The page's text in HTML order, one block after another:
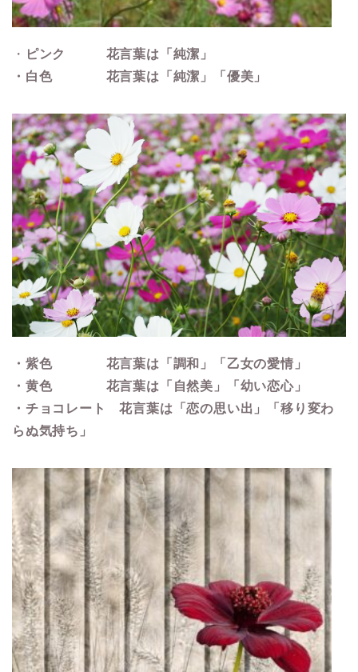
・ ピンク 花言葉は「純潔」
・白色 花言葉は「純潔」「優美」
・紫色 花言葉は「調和」「乙女の愛情」
・黄色 花言葉は「自然美」「幼い恋心」
・チョコレート 花言葉は「恋の思い出」「移り変わ
らぬ気持ち」